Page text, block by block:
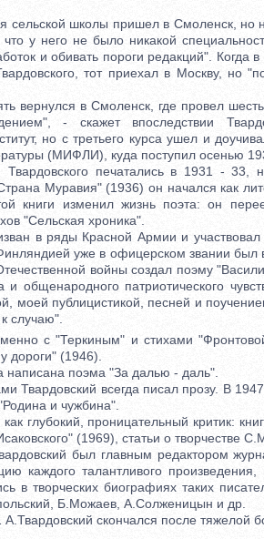
школы пришел в Смоленск, но
что у него не было никакой
и обивать пороги редакций".
тот приехал в Москву, но
вернулся в Смоленск, где провел
- скажет впоследствии
но с третьего курса ушел и
(МИФЛИ), куда поступил осенью
печатались в 1931 - 33,
Муравия" (1936) он начался как
книги изменил жизнь поэта: он
"Сельская хроника".
в ряды Красной Армии и участвовал
уже в офицерском звании был
войны создал поэму
и общенародного патриотического
моей публицистикой, песней и
случаю".
с "Теркиным" и стихами
дороги" (1946).
поэма "За далью - даль".
Твардовский всегда писал прозу. В
и чужбина".
глубокий, проницательный критик:
(1969), статьи о творчестве
был главным редактором
каждого талантливого
в творческих биографиях таких
Б.Можаев, А.Солженицын и др.
скончался после тяжелой